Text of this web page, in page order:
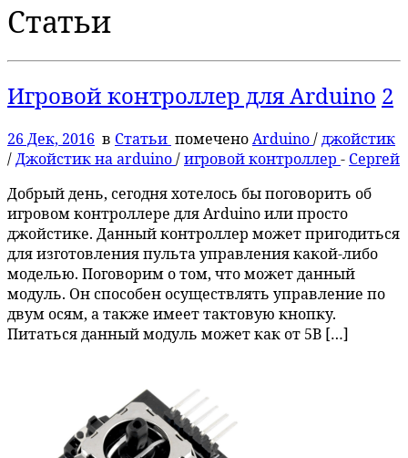
Статьи
Игровой контроллер для Arduino 2
26 Дек, 2016 в Статьи помеченоArduino/джойстик
/Джойстик на arduino/игровой контроллер - Сергей
Добрый день, сегодня хотелось бы поговорить об
игровом контроллере для Arduino или просто
джойстике. Данный контроллер может пригодиться
для изготовления пульта управления какой-либо
моделью. Поговорим о том, что может данный
модуль. Он способен осуществлять управление по
двум осям, а также имеет тактовую кнопку.
Питаться данный модуль может как от 5В […]